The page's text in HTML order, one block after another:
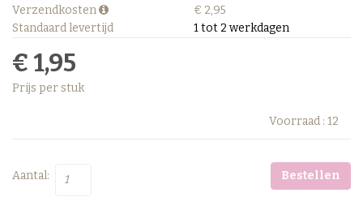
Verzendkosten
€ 2,95
Standaard levertijd
1 tot 2 werkdagen
€ 1,95
Prijs per stuk
Voorraad : 12
Aantal: Bestellen